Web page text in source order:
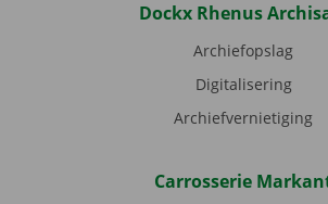
Dockx Rhenus
Archiefopslag
Digitalisering
Archiefvernietiging
Carrosserie